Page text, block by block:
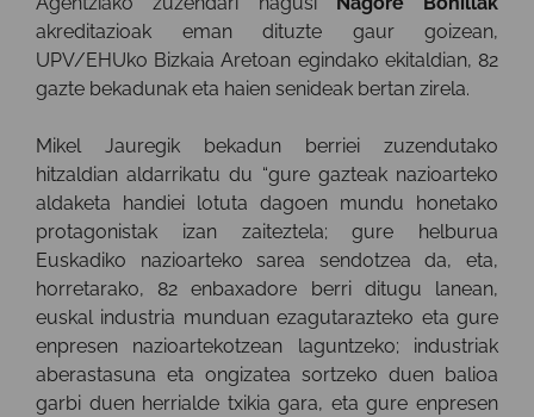
akreditazioak eman dituzte gaur goizean,
UPV/EHUko Bizkaia Aretoan egindako ekitaldian, 82
gazte bekadunak eta haien senideak bertan zirela.
Mikel Jauregik bekadun berriei zuzendutako
hitzaldian aldarrikatu du “gure gazteak nazioarteko
aldaketa handiei lotuta dagoen mundu honetako
protagonistak izan zaiteztela; gure helburua
Euskadiko nazioarteko sarea sendotzea da, eta,
horretarako, 82 enbaxadore berri ditugu lanean,
euskal industria munduan ezagutarazteko eta gure
enpresen nazioartekotzean laguntzeko; industriak
aberastasuna eta ongizatea sortzeko duen balioa
garbi duen herrialde txikia gara, eta gure enpresen